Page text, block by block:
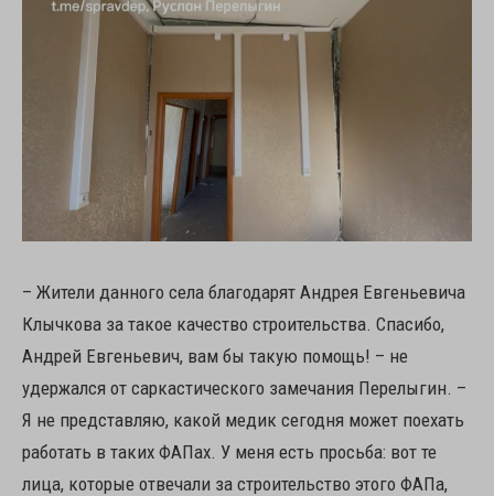
– Жители данного села благодарят Андрея Евгеньевича
Клычкова за такое качество строительства. Спасибо,
Андрей Евгеньевич, вам бы такую помощь! – не
удержался от саркастического замечания Перелыгин. –
Я не представляю, какой медик сегодня может поехать
работать в таких ФАПах. У меня есть просьба: вот те
лица, которые отвечали за строительство этого ФАПа,